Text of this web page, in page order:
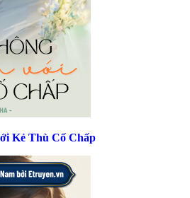
Kẻ Thù Cố Chấp